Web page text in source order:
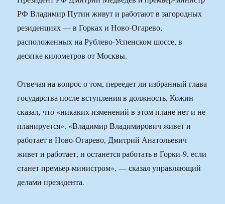
РФ Владимир Путин живут и работают в загородных
резиденциях — в Горках и Ново-Огарево,
расположенных на Рублево-Успенском шоссе, в
десятке километров от Москвы.
Отвечая на вопрос о том, переедет ли избранный глава
государства после вступления в должность, Кожин
сказал, что «никаких изменений в этом плане нет и не
планируется». «Владимир Владимирович живет и
работает в Ново-Огарево, Дмитрий Анатольевич
живет и работает, и останется работать в Горки-9, если
станет премьер-министром», — сказал управляющий
делами президента.